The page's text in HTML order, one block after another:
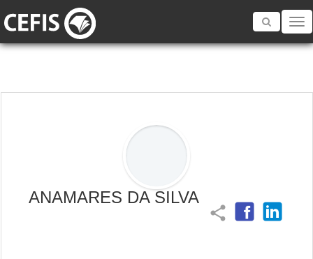
Toggle
ANAMARES DA SILVA
share